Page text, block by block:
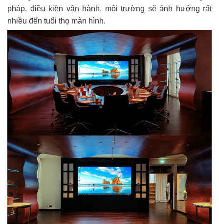
pháp, điều kiện vận hành, mội trường sẽ ảnh hưởng rất
nhiều đến tuổi thọ màn hình.